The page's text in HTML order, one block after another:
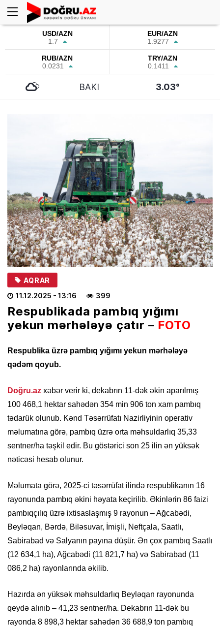
USD/AZN
1.7
EUR/AZN
1.9277
RUB/AZN
0.0231
TRY/AZN
0.1411
BAKI 3.03°
AQRAR
11.12.2025 - 13:16 399
Respublikada pambıq yığımı
yekun mərhələyə çatır – FOTO
Respublika üzrə pambıq yığımı yekun mərhələyə
qədəm qoyub.
Doğru.az xəbər verir ki, dekabrın 11-dək əkin aparılmış
100 468,1 hektar sahədən 354 min 906 ton xam pambıq
tədarük olunub. Kənd Təsərrüfatı Nazirliyinin operativ
məlumatına görə, pambıq üzrə orta məhsuldarlıq 35,33
sentner/ha təşkil edir. Bu göstərici son 25 ilin ən yüksək
nəticəsi hesab olunur.
Məlumata görə, 2025-ci təsərrüfat ilində respublikanın 16
rayonunda pambıq əkini həyata keçirilib. Əkinlərin 86 faizi
pambıqçılıq üzrə ixtisaslaşmış 9 rayonun – Ağcabədi,
Beyləqan, Bərdə, Biləsuvar, İmişli, Neftçala, Saatlı,
Sabirabad və Salyanın payına düşür. Ən çox pambıq Saatlı
(12 634,1 ha), Ağcabədi (11 821,7 ha) və Sabirabad (11
086,2 ha) rayonlarında əkilib.
Hazırda ən yüksək məhsuldarlıq Beyləqan rayonunda
qeydə alınıb – 41,23 sentner/ha. Dekabrın 11-dək bu
rayonda 8 898,3 hektar sahədən 36 688,9 ton pambıq